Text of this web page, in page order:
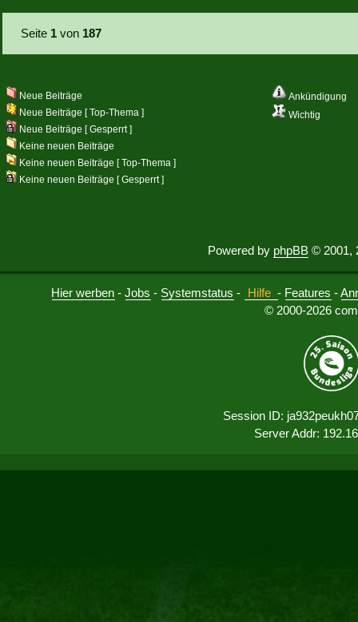
Seite 1 von 187
Ankündigung
Wichtig
Neue Beiträge
Neue Beiträge [ Top-Thema ]
Neue Beiträge [ Gesperrt ]
Keine neuen Beiträge
Keine neuen Beiträge [ Top-Thema ]
Keine neuen Beiträge [ Gesperrt ]
Powered by phpBB © 2001,
Hier werben -Jobs - Systemstatus - Hilfe - Features -
© 2000-2026
Session ID:
Server Addr: